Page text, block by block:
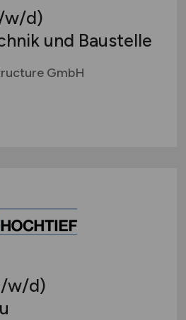
w/d)
und Baustelle
GmbH
w/d)